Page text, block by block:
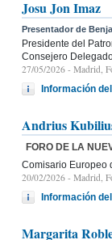
Josu Jon Imaz
Presentador de
Presidente del
Consejero
27/05/2026 - Madrid,
Información
Andrius
FORO DE LA
Comisario Europeo
20/02/2026 - Madrid,
Información
Margarita